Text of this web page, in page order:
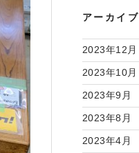
アーカイブ
2023年12月
2023年10月
2023年9月
2023年8月
2023年4月